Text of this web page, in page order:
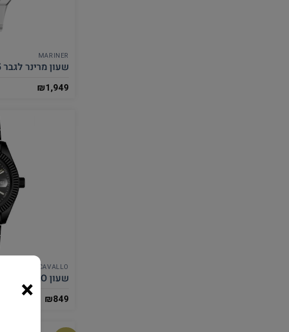
MARINER
שעון מרינר לגבר MO8005
₪1,949
CAVALLO
שעון CAVALLO לגבר CW184004
₪849
×